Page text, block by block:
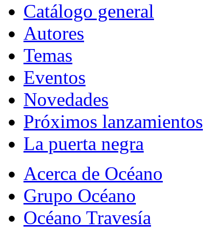
Catálogo general
Autores
Temas
Eventos
Novedades
Próximos lanzamientos
La puerta negra
Acerca de Océano
Grupo Océano
Océano Travesía